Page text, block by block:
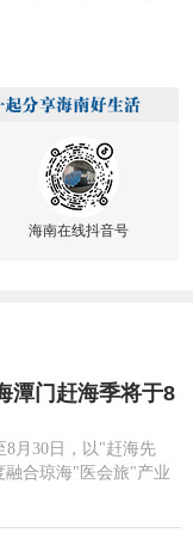
海南在线抖音号
潭门赶海季将于8
8月30日，以"赶海先
合琼海"医会旅"产业